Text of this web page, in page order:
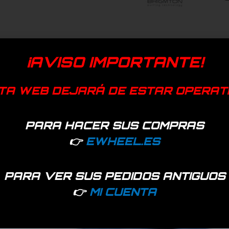
¡AVISO IMPORTANTE!
WEB DEJARÁ DE ESTAR
PARA HACER SUS COMPRAS
👉 EWHEEL.ES
PARA VER SUS PEDIDOS ANTIGUOS
👉 MI CUENTA